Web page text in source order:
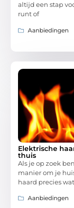
altijd een stap
runt of
Aanbiedingen
Elektrische
thuis
Als je op zoek
manier om je
haard precies
Aanbiedingen